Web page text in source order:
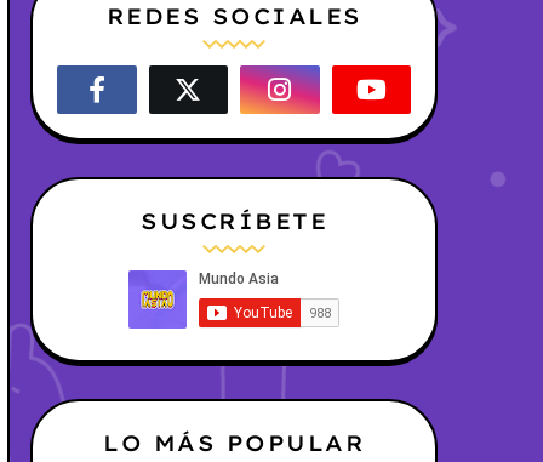
REDES SOCIALES
SUSCRÍBETE
LO MÁS POPULAR